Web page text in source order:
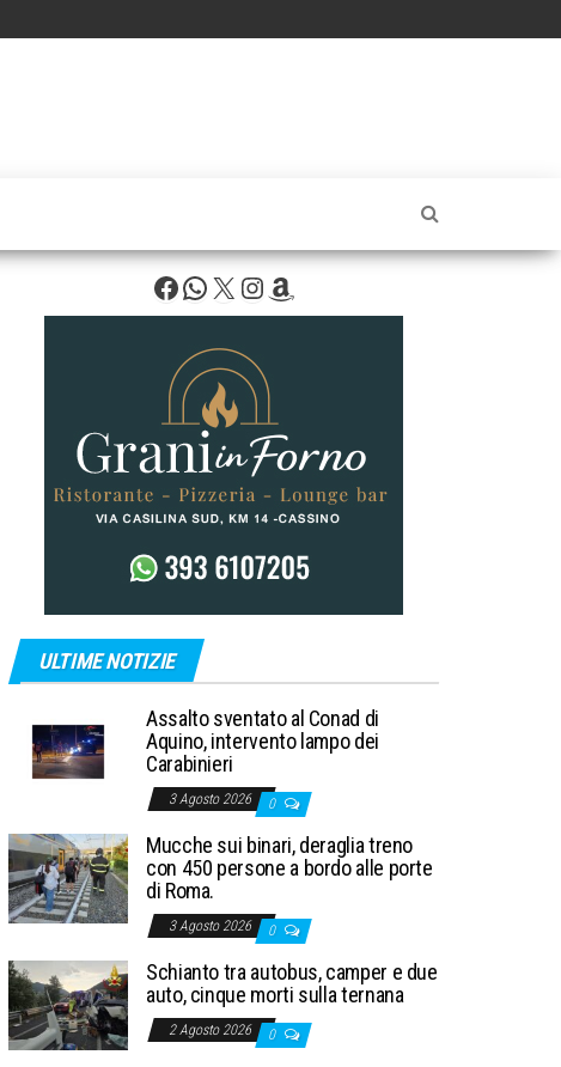
Facebook
WhatsApp
X Instagram
Amazon
ULTIME NOTIZIE
Assalto sventato al Conad di
Aquino, intervento lampo dei
Carabinieri
3 Agosto 2026 0
Mucche sui binari, deraglia treno
con 450 persone a bordo alle porte
di Roma.
3 Agosto 2026 0
Schianto tra autobus, camper e due
auto, cinque morti sulla ternana
2 Agosto 2026 0